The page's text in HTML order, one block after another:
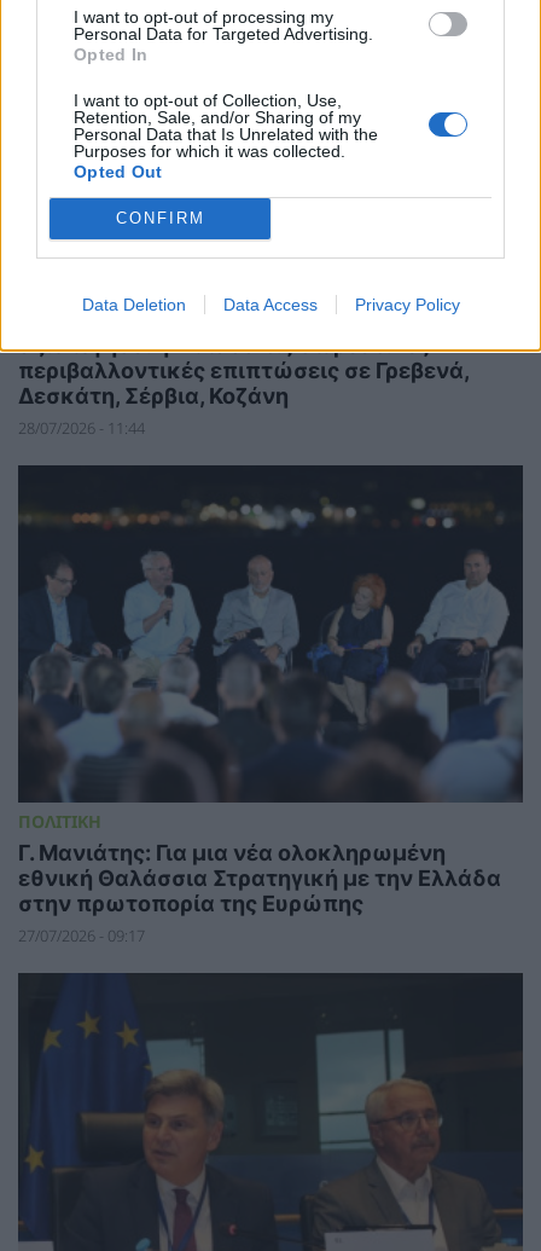
I want to opt-out of processing my
Personal Data for Targeted Advertising.
Opted In
I want to opt-out of Collection, Use,
Retention, Sale, and/or Sharing of my
Personal Data that Is Unrelated with the
Purposes for which it was collected.
Opted Out
CONFIRM
Data Deletion Data Access Privacy Policy
Ευρωπαϊκή Επιτροπή προς Γ. Μανιάτη: Να
αξιολογήσει η Ελλάδα τις σωρευτικές
περιβαλλοντικές επιπτώσεις σε Γρεβενά,
Δεσκάτη, Σέρβια, Κοζάνη
28/07/2026 - 11:44
ΠΟΛΙΤΙΚΗ
Γ. Μανιάτης: Για μια νέα ολοκληρωμένη
εθνική Θαλάσσια Στρατηγική με την Ελλάδα
στην πρωτοπορία της Ευρώπης
27/07/2026 - 09:17